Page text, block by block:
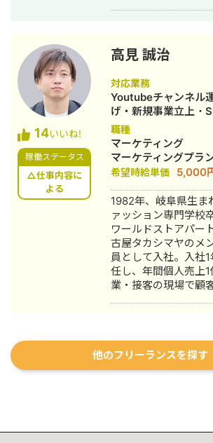
ケ支援会社（当時社
ンとして参画し、案
社集客（SEO・Web
作・YouTubeチャン
マーケティング等）
月 名古屋大学理学
年4月〜 Webマーケ
系クライアントを主
月 これまでの経験を
株式会社プラマーケ
ージ：https://
（※一部抜粋） #広
サービスにて、
な事例が複数あり。
代行サービス「カリ
StockSunサロンの
・ベンチャー企業~
ーケティング支援に
運用、LP制作を担当
対策を1人で担当し
約7倍(3,000→約
わせ件数を1件から4
14いいね!
稼働ステータス
△仕事内容に
よる
高見 誠治
対応業務
Youtubeチャンネル
げ・新規事業立上・
画制作・動画編集
職種
マーケティング
マーケティングプラ
希望時給単価 5,000
1982年、岐阜県生ま
ァッション専門学校卒業。 ■
ワールドストアパート
古屋タカシマヤのメ
員として入社。入社
任し、年間個人売上
業・接客の現場で顧
26歳で退職。国家資
療短期大学へ入学。 ■ 柔道整復師 国
家資格取得・整形外科入職
他のフリーランスを探す